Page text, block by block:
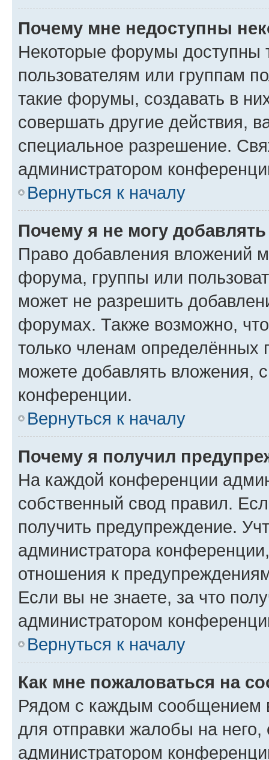
Почему мне недоступны
Некоторые форумы доступны
пользователям или группам
такие форумы, создавать в
совершать другие действия,
специальное разрешение.
администратором
Вернуться к началу
Почему я не могу
Право добавления вложений
форума, группы или
может не разрешить
форумах. Также возможно,
только членам определённых
можете добавлять вложения,
конференции.
Вернуться к началу
Почему я получил
На каждой конференции
собственный свод правил.
получить предупреждение.
администратора
отношения к
Если вы не знаете, за что
администратором
Вернуться к началу
Как мне пожаловаться на
Рядом с каждым сообщением
для отправки жалобы на
администратором